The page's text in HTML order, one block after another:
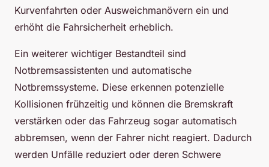
Kurvenfahrten oder Ausweichmanövern ein und
erhöht die Fahrsicherheit erheblich.
Ein weiterer wichtiger Bestandteil sind
Notbremsassistenten und automatische
Notbremssysteme. Diese erkennen potenzielle
Kollisionen frühzeitig und können die Bremskraft
verstärken oder das Fahrzeug sogar automatisch
abbremsen, wenn der Fahrer nicht reagiert. Dadurch
werden Unfälle reduziert oder deren Schwere